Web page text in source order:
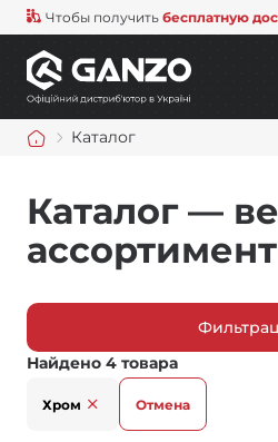
Чтобы получить бесплатную
Каталог
Каталог —
ассортимент
Найдено 4 товара
Хром Отмена